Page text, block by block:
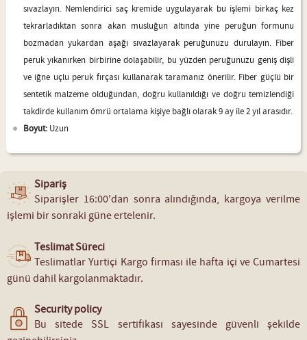
sıvazlayın. Nemlendirici saç kremide uygulayarak bu işlemi birkaç kez
tekrarladıktan sonra akan musluğun altında yine peruğun formunu
bozmadan yukardan aşağı sıvazlayarak peruğunuzu durulayın. Fiber
peruk yıkanırken birbirine dolaşabilir, bu yüzden peruğunuzu geniş dişli
ve iğne uçlu peruk fırçası kullanarak taramanız önerilir. Fiber güçlü bir
sentetik malzeme olduğundan, doğru kullanıldığı ve doğru temizlendiği
takdirde kullanım ömrü ortalama kişiye bağlı olarak 9 ay ile 2 yıl arasıdır.
Boyut: Uzun
Sipariş
Siparişler 16:00'dan sonra alındığında, kargoya verilme
işlemi bir sonraki güne ertelenir.
Teslimat Süreci
Teslimatlar Yurtiçi Kargo firması ile hafta içi ve Cumartesi
günü dahil kargolanmaktadır.
Security policy
Bu sitede SSL sertifikası sayesinde güvenli şekilde